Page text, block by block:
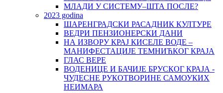
МЛАДИ У СИСТЕМУ–ШТА ПОСЛЕ?
2023 godina
ШАРЕНГРАДСКИ РАСАДНИК КУЛТУРЕ
ВЕДРИ ПЕНЗИОНЕРСКИ ДАНИ
НА ИЗВОРУ КРАЈ КИСЕЛЕ ВОДЕ –
МАНИФЕСТАЦИЈЕ ТЕМНИЋКОГ КРАЈА
ГЛАС ВЕРЕ
ВОДЕНИЦЕ И БАЧИЈЕ БРУСКОГ КРАЈА -
ЧУДЕСНЕ РУКОТВОРИНЕ САМОУКИХ
НЕИМАРА